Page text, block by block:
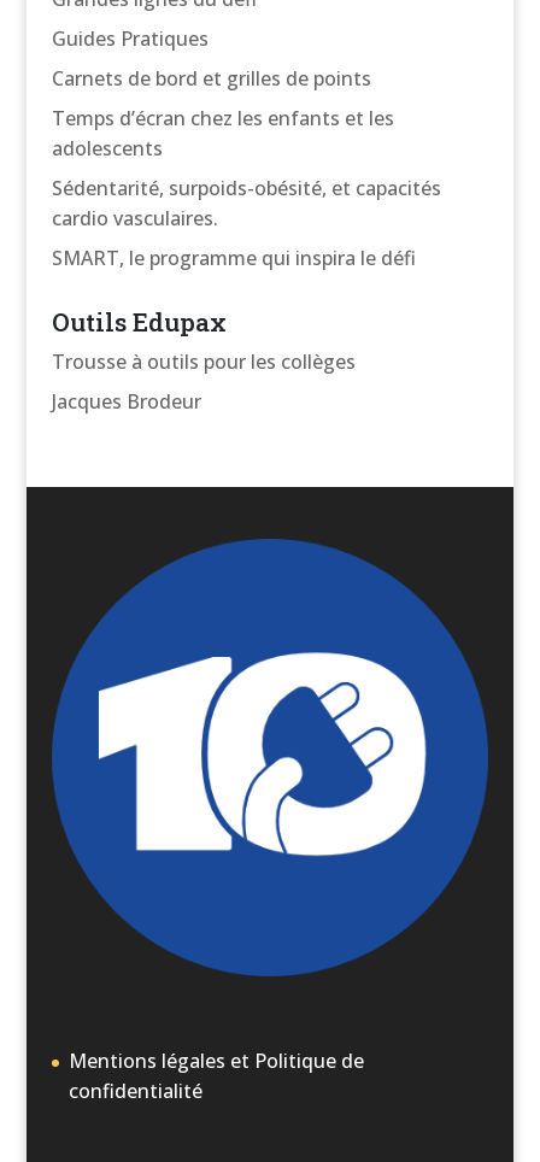
Guides Pratiques
Carnets de bord et grilles de points
Temps d’écran chez les enfants et les
adolescents
Sédentarité, surpoids-obésité, et capacités
cardio vasculaires.
SMART, le programme qui inspira le défi
Outils Edupax
Trousse à outils pour les collèges
Jacques Brodeur
Mentions légales et Politique de
confidentialité